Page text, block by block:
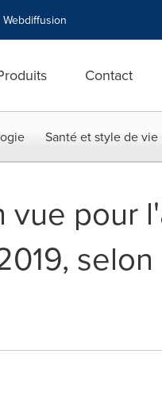
Webdiffusion
Contact
Santé et style de vie
vue pour